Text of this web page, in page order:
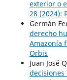
exterior o
28 (2024):
Germán
derecho
Amazonía
Orbis
Juan José
decisiones